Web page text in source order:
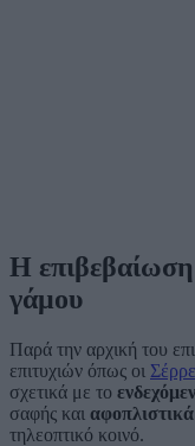
Η επιβεβαίωση
γάμου
Παρά την αρχική του
επιτυχιών όπως οι
σχετικά με το
σαφής και αφοπλιστικά
τηλεοπτικό κοινό.